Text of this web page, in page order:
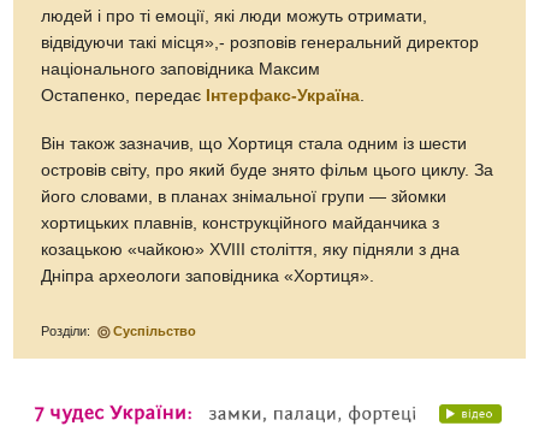
людей і про ті емоції, які люди можуть отримати,
відвідуючи такі місця»,- розповів генеральний директор
національного заповідника Максим
Остапенко, передає Інтерфакс-Україна
Він також зазначив, що Хортиця стала одним із шести
островів світу, про який буде знято фільм цього циклу. За
його словами, в планах знімальної групи — зйомки
хортицьких плавнів, конструкційного майданчика з
козацькою «чайкою» XVIII століття, яку підняли з дна
Дніпра археологи заповідника «Хортиця».
Розділи: Суспільство